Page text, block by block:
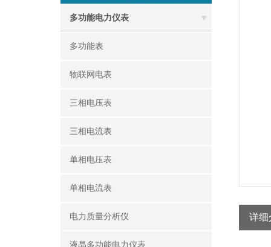
多功能电力仪表
多功能表
物联网电表
三相电压表
三相电流表
单相电压表
单相电流表
电力质量分析仪
液晶多功能电力仪表
详细